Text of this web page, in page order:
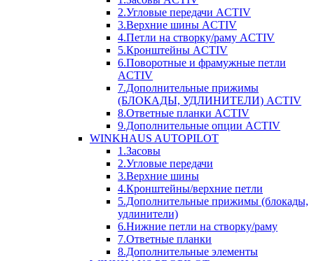
2.Угловые передачи ACTIV
3.Верхние шины ACTIV
4.Петли на створку/раму ACTIV
5.Кронштейны ACTIV
6.Поворотные и фрамужные петли
ACTIV
7.Дополнительные прижимы
(БЛОКАДЫ, УДЛИНИТЕЛИ) ACTIV
8.Ответные планки ACTIV
9.Дополнительные опции ACTIV
WINKHAUS AUTOPILOT
1.Засовы
2.Угловые передачи
3.Верхние шины
4.Кронштейны/верхние петли
5.Дополнительные прижимы (блокады,
удлинители)
6.Нижние петли на створку/раму
7.Ответные планки
8.Дополнительные элементы